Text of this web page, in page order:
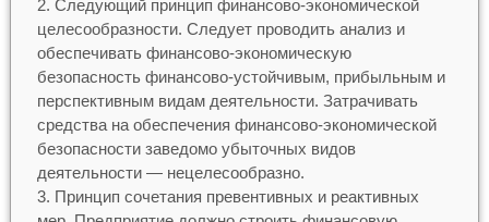
Следующий принцип финансово-экономической
целесообразности. Следует проводить анализ и
обеспечивать финансово-экономическую
безопасность финансово-устойчивым, прибыльным и
перспективным видам деятельности. Затрачивать
средства на обеспечения финансово-экономической
безопасности заведомо убыточных видов
деятельности — нецелесообразно.
Принцип сочетания превентивных и реактивных